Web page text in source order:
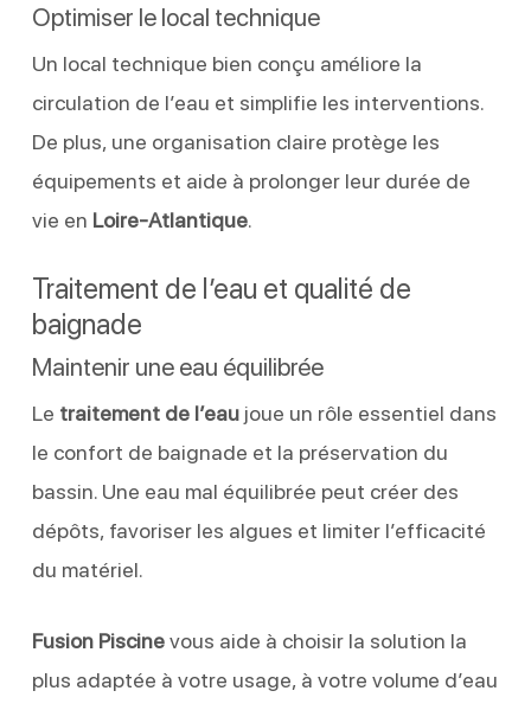
Optimiser le local technique
Un local technique bien conçu améliore la
circulation de l’eau et simplifie les interventions.
De plus, une organisation claire protège les
équipements et aide à prolonger leur durée de
vie en Loire-Atlantique.
Traitement de l’eau et qualité de
baignade
Maintenir une eau équilibrée
Le traitement de l’eaujoue un rôle essentiel dans
le confort de baignade et la préservation du
bassin. Une eau mal équilibrée peut créer des
dépôts, favoriser les algues et limiter l’efficacité
du matériel.
Fusion Piscinevous aide à choisir la solution la
plus adaptée à votre usage, à votre volume d’eau